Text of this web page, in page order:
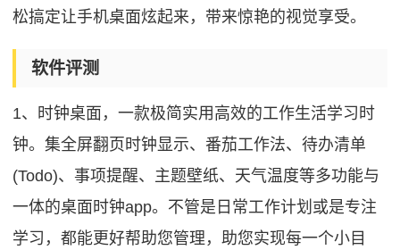
松搞定让手机桌面炫起来，带来惊艳的视觉享受。
软件评测
1、时钟桌面，一款极简实用高效的工作生活学习时
钟。集全屏翻页时钟显示、番茄工作法、待办清单
(Todo)、事项提醒、主题壁纸、天气温度等多功能与
一体的桌面时钟app。不管是日常工作计划或是专注
学习，都能更好帮助您管理，助您实现每一个小目